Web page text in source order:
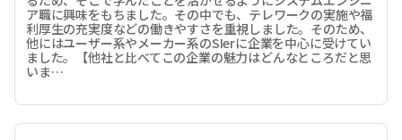
ア職に興味をもちました。その中でも、テレワークの実施や福
利厚生の充実度などの働きやすさを重視しました。そのため、
他にはユーザー系やメーカー系のSIerに企業を中心に受けてい
ました。【他社と比べてこの企業の魅力はどんなところだと思
いま…